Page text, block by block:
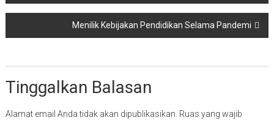
pos
Menilik Kebijakan Pendidikan Selama Pandemi
Tinggalkan Balasan
Alamat email Anda tidak akan dipublikasikan. Ruas yang wajib